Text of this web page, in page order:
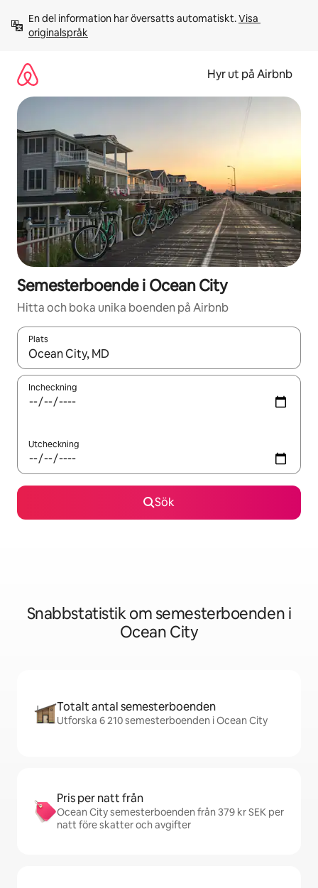
innehåll
En del information har översatts automatiskt. Visa
originalspråk
Hyr ut på Airbnb
Semesterboende i Ocean City
Hitta och boka unika boenden på Airbnb
Plats
När resultaten är tillgängliga kan du navigera med upp- och
Incheckning
Utcheckning
Sök
Snabbstatistik om semesterboenden i
Ocean City
Totalt antal semesterboenden
Utforska 6 210 semesterboenden i Ocean City
Pris per natt från
Ocean City semesterboenden från 379 kr SEK per
natt före skatter och avgifter